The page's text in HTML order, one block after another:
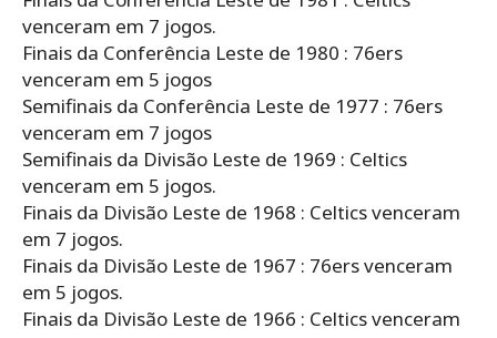
venceram em 7 jogos.
Finais da Conferência Leste de 1980 : 76ers
venceram em 5 jogos
Semifinais da Conferência Leste de 1977 : 76ers
venceram em 7 jogos
Semifinais da Divisão Leste de 1969 : Celtics
venceram em 5 jogos.
Finais da Divisão Leste de 1968 : Celtics venceram
em 7 jogos.
Finais da Divisão Leste de 1967 : 76ers venceram
em 5 jogos.
Finais da Divisão Leste de 1966 : Celtics venceram